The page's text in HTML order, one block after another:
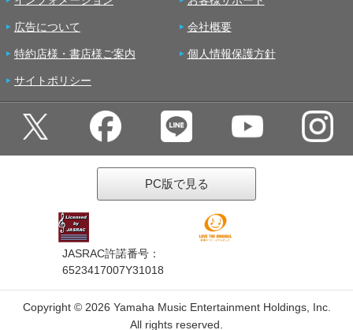
広告について 会社概要
特約店様・書店様ご案内 個人情報保護方針
サイトポリシー
PC版で見る
JASRAC許諾番号：
6523417007Y31018
Copyright © 2026 Yamaha Music Entertainment Holdings, Inc.
All rights reserved.